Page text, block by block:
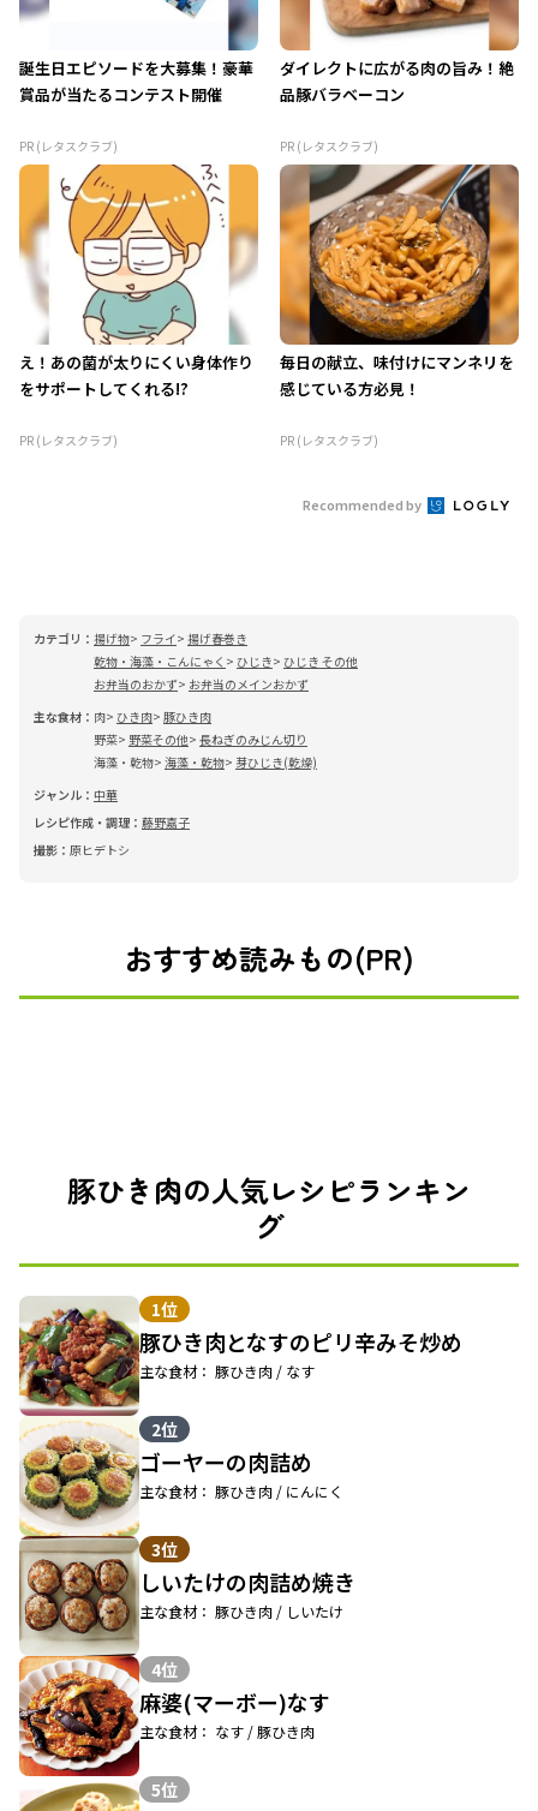
誕生日エピソードを大募集！豪華
賞品が当たるコンテスト開催
PR (レタスクラブ)
ダイレクトに広がる肉の旨み！絶
品豚バラベーコン
PR (レタスクラブ)
え！あの菌が太りにくい身体作り
をサポートしてくれる!?
PR (レタスクラブ)
毎日の献立、味付けにマンネリを
感じている方必見！
PR (レタスクラブ)
Recommended by
カテゴリ： 揚げ物 フライ
揚げ春巻き
乾物・海藻・こんにゃく
ひじき
ひじき その他
お弁当のおかず
お弁当のメインおかず
主な食材： 肉 ひき肉 豚ひき肉
野菜
野菜その他 長ねぎのみじん切り
海藻・乾物 海藻・乾物
芽ひじき(乾燥)
ジャンル： 中華
レシピ作成・調理： 藤野嘉子
撮影： 原ヒデトシ
おすすめ読みもの(PR)
豚ひき肉の人気レシピランキン
グ
1位
豚ひき肉となすのピリ辛みそ炒め
主な食材： 豚ひき肉 / なす
2位
ゴーヤーの肉詰め
主な食材： 豚ひき肉 / にんにく
3位
しいたけの肉詰め焼き
主な食材： 豚ひき肉 / しいたけ
4位
麻婆(マーボー)なす
主な食材： なす / 豚ひき肉
5位